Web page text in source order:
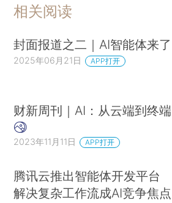
相关阅读
封面报道之二｜AI智能体来了
2025年06月21日 APP打开
财新周刊｜AI：从云端到终端
2023年11月11日 APP打开
腾讯云推出智能体开发平台
解决复杂工作流成AI竞争焦点